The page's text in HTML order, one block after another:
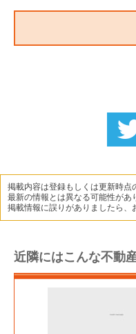
に
掲載内容は登録もしくは更新時点
最新の情報とは異なる可能性が
掲載情報に誤りがありましたら、
近隣にはこんな不動